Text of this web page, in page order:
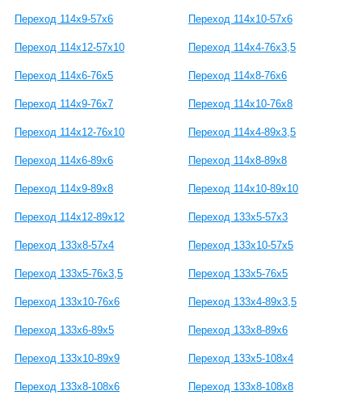
Переход 114х9-57х6 Переход 114х10-57х6
Переход 114х12-57х10 Переход 114х4-76х3,5
Переход 114х6-76х5 Переход 114х8-76х6
Переход 114х9-76х7 Переход 114х10-76х8
Переход 114х12-76х10 Переход 114х4-89х3,5
Переход 114х6-89х6 Переход 114х8-89х8
Переход 114х9-89х8 Переход 114х10-89х10
Переход 114х12-89х12 Переход 133х5-57х3
Переход 133х8-57х4 Переход 133х10-57х5
Переход 133х5-76х3,5 Переход 133х5-76х5
Переход 133х10-76х6 Переход 133х4-89х3,5
Переход 133х6-89х5 Переход 133х8-89х6
Переход 133х10-89х9 Переход 133х5-108х4
Переход 133х8-108х6 Переход 133х8-108х8